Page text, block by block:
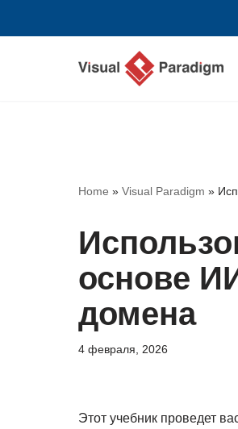
Home » Visual Paradigm »
основе
домена
4 февраля, 2026
Этот учебник проведет